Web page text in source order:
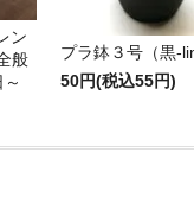
ン
般
プラ鉢３号（黒-
50円(税込55円)